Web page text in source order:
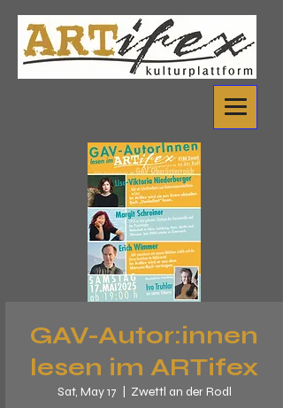
GAV-Autor:innen
lesen im ARTifex
Sat, May 17 Zwettl an der Rodl